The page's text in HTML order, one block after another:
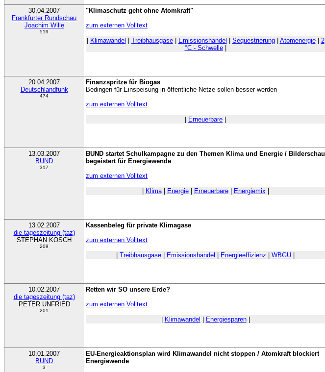
30.04.2007
Frankfurter Rundschau
Joachim Wille
519
"Klimaschutz geht ohne Atomkraft"
zum externen Volltext
Klimawandel Treibhausgase| Emissionshandel Sequestrierung| Atomenergie| 2
°C - Schwelle|
20.04.2007
Deutschlandfunk
474
Finanzspritze für Biogas
Bedingen für Einspeisung in öffentliche Netze sollen besser werden
zum externen Volltext
Erneuerbare
13.03.2007
BUND
317
BUND startet Schulkampagne zu den Themen Klima und Energie / Bilderschau
begeistert für Energiewende
zum externen Volltext
Klima| Energie| Erneuerbare| Energiemix
13.02.2007
die tageszeitung (taz)
STEPHAN KOSCH
209
Kassenbeleg für private Klimagase
zum externen Volltext
Treibhausgase Emissionshandel Energieeffizienz WBGU
10.02.2007
die tageszeitung (taz)
PETER UNFRIED
201
Retten wir SO unsere Erde?
zum externen Volltext
Klimawandel Energiesparen|
10.01.2007
BUND
3
EU-Energieaktionsplan wird Klimawandel nicht stoppen / Atomkraft blockiert
Energiewende